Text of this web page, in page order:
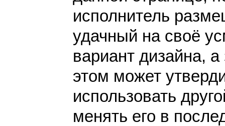
исполнитель
удачный на своё
вариант дизайна, а
этом может
использовать
менять его в